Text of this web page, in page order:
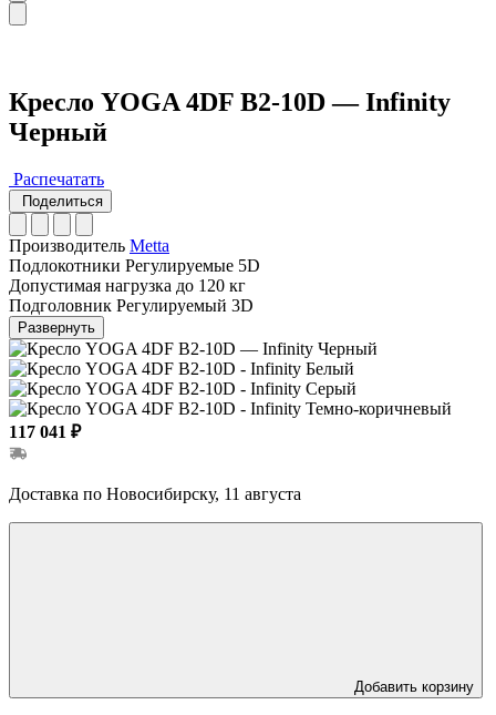
Кресло YOGA 4DF B2-10D — Infinity
Черный
Распечатать
Поделиться
Производитель Metta
Подлокотники Регулируемые 5D
Допустимая нагрузка до 120 кг
Подголовник Регулируемый 3D
Развернуть
117 041 ₽
Доставка по Новосибирску, 11 августа
Добавить корзину